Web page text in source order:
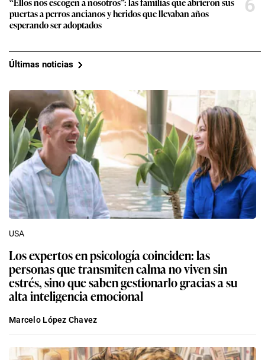
puertas a perros ancianos y heridos que llevaban años
esperando ser adoptados
6
Últimas noticias
USA
Los expertos en psicología coinciden: las
personas que transmiten calma no viven sin
estrés, sino que saben gestionarlo gracias a su
alta inteligencia emocional
Marcelo López Chavez